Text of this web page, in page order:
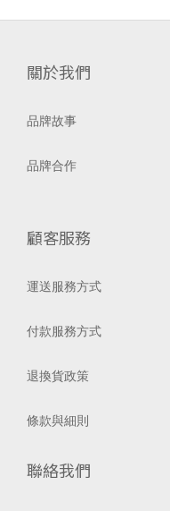
關於我們
品牌故事
品牌合作
顧客服務
運送服務方式
付款服務方式
退換貨政策
條款與細則
聯絡我們